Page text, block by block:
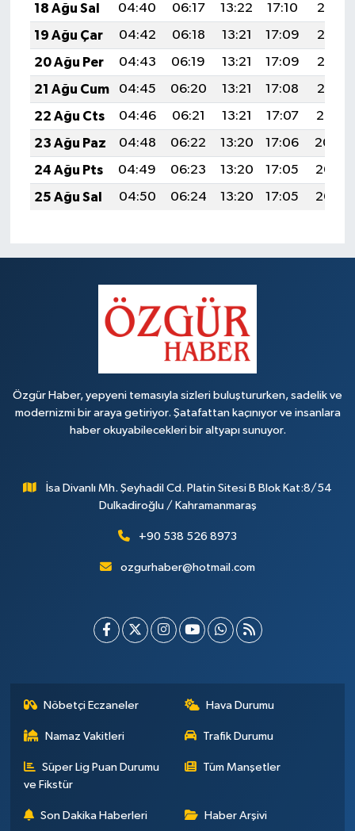
18 Ağu Sal
04:40 06:17 13:22 17:10
20:16
19 Ağu Çar
04:42 06:18 13:21 17:09
20:15
20 Ağu Per
04:43 06:19 13:21 17:09
20:13
21 Ağu Cum
04:45 06:20 13:21 17:08
20:12
22 Ağu Cts
04:46 06:21 13:21 17:07
20:10
23 Ağu Paz
04:48 06:22 13:20 17:06
20:09
24 Ağu Pts
04:49 06:23 13:20 17:05
20:07
25 Ağu Sal
04:50 06:24 13:20 17:05 20:06
Özgür Haber, yepyeni temasıyla sizleri buluştururken, sadelik ve
modernizmi bir araya getiriyor. Şatafattan kaçınıyor ve insanlara
haber okuyabilecekleri bir altyapı sunuyor.
İsa Divanlı Mh. Şeyhadil Cd. Platin Sitesi B Blok Kat:8/54
Dulkadiroğlu / Kahramanmaraş
+90 538 526 8973
ozgurhaber@hotmail.com
Nöbetçi Eczaneler Hava Durumu
Namaz Vakitleri Trafik Durumu
Süper Lig Puan Durumu
ve Fikstür
Tüm Manşetler
Son Dakika Haberleri Haber Arşivi